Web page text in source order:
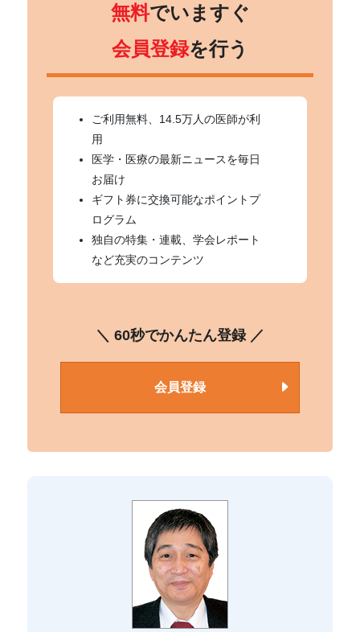
無料でいますぐ
会員登録を行う
ご利用無料、14.5万人の医師が利
用
医学・医療の最新ニュースを毎日
お届け
ギフト券に交換可能なポイントプ
ログラム
独自の特集・連載、学会レポート
など充実のコンテンツ
＼ 60秒でかんたん登録 ／
会員登録